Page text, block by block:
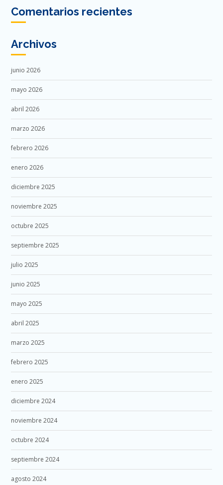
Comentarios recientes
Archivos
junio 2026
mayo 2026
abril 2026
marzo 2026
febrero 2026
enero 2026
diciembre 2025
noviembre 2025
octubre 2025
septiembre 2025
julio 2025
junio 2025
mayo 2025
abril 2025
marzo 2025
febrero 2025
enero 2025
diciembre 2024
noviembre 2024
octubre 2024
septiembre 2024
agosto 2024